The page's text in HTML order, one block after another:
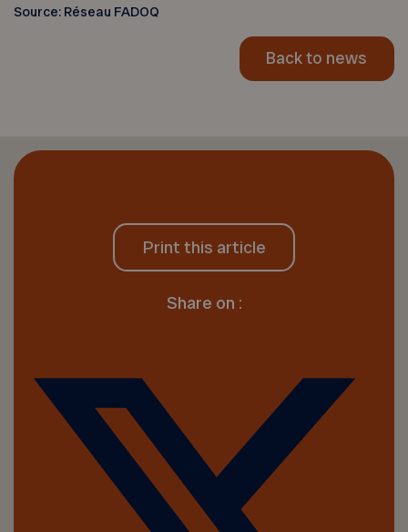
Source: Réseau FADOQ
Back to news
Print this article
Share on :